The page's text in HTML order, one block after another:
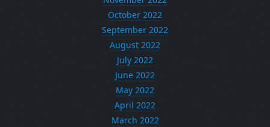
October 2022
September 2022
August 2022
July 2022
June 2022
May 2022
April 2022
March 2022